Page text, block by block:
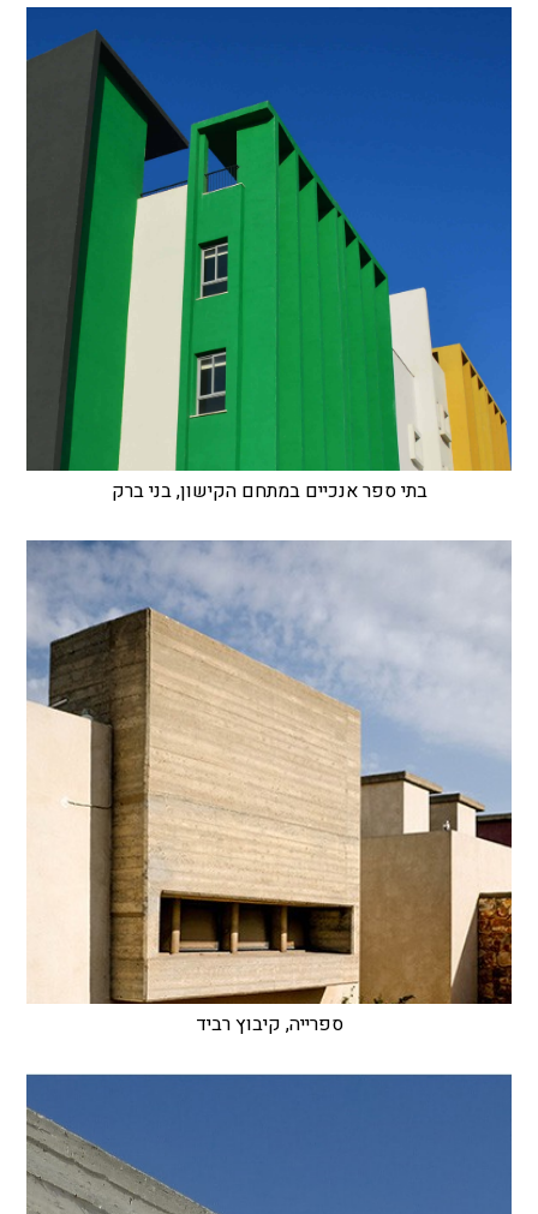
בתי ספר אנכיים במתחם הקישון, בני ברק
ספרייה, קיבוץ רביד